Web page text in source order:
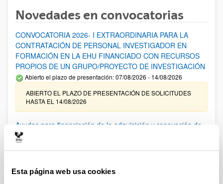
Esta página web usa cookies
Novedades en convocatorias
CONVOCATORIA 2026- I EXTRAORDINARIA PARA LA
CONTRATACIÓN DE PERSONAL INVESTIGADOR EN
FORMACIÓN EN LA EHU FINANCIADO CON RECURSOS
PROPIOS DE UN GRUPO/PROYECTO DE INVESTIGACIÓN
Abierto el plazo de presentación: 07/08/2026 - 14/08/2026
ABIERTO EL PLAZO DE PRESENTACIÓN DE SOLICITUDES
HASTA EL 14/08/2026
Ayudas para financiación de la adquisición y renovación de
infraestructura científica y fondos bibliográficos en la
UPV/EHU 2026
25/03/2026: Corrección de errores del listado provisional de